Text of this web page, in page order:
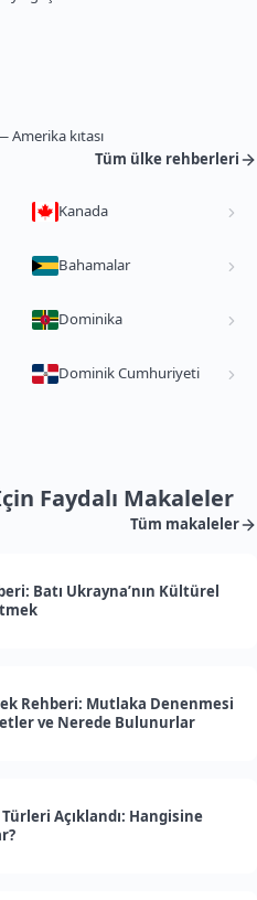
Amerika kıtası
Tüm ülke rehberleri
Kanada
Bahamalar
Dominika
Dominik Cumhuriyeti
Faydalı Makaleler
Tüm makaleler
Batı Ukrayna’nın Kültürel
Rehberi: Mutlaka Denenmesi
ve Nerede Bulunurlar
Açıklandı: Hangisine